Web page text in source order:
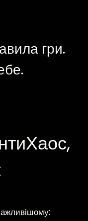
гри.